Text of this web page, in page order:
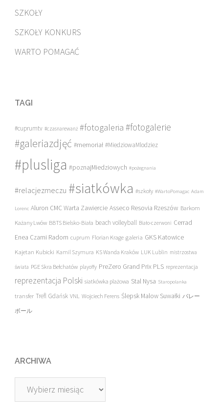
SZKOŁY
SZKOŁY KONKURS
WARTO POMAGAĆ
TAGI
#cuprumtv #czasnarewanż #fotogaleria #fotogalerie
#galeriazdjęć #memoriał #MiedziowaMlodziez
#plusliga #poznajMiedziowych #pożegnania
#relacjezmeczu #siatkówka #szkoły #WartoPomagac Adam
Lorenc Aluron CMC Warta Zawiercie Asseco Resovia Rzeszów Barkom
Każany Lwów BBTS Bielsko-Biała beach volleyball Biało-czerwoni Cerrad
Enea Czarni Radom cuprum Florian Krage galeria GKS Katowice
Kajetan Kubicki Kamil Szymura KS Wanda Kraków LUK Lublin mistrzostwa
świata PGE Skra Bełchatów playoffy PreZero Grand Prix PLS reprezentacja
reprezentacja Polski siatkówka plażowa Stal Nysa Staropolanka
transfer Trefl Gdańsk VNL Wojciech Ferens Ślepsk Malow Suwałki バレー
ボール
ARCHIWA
Archiwa